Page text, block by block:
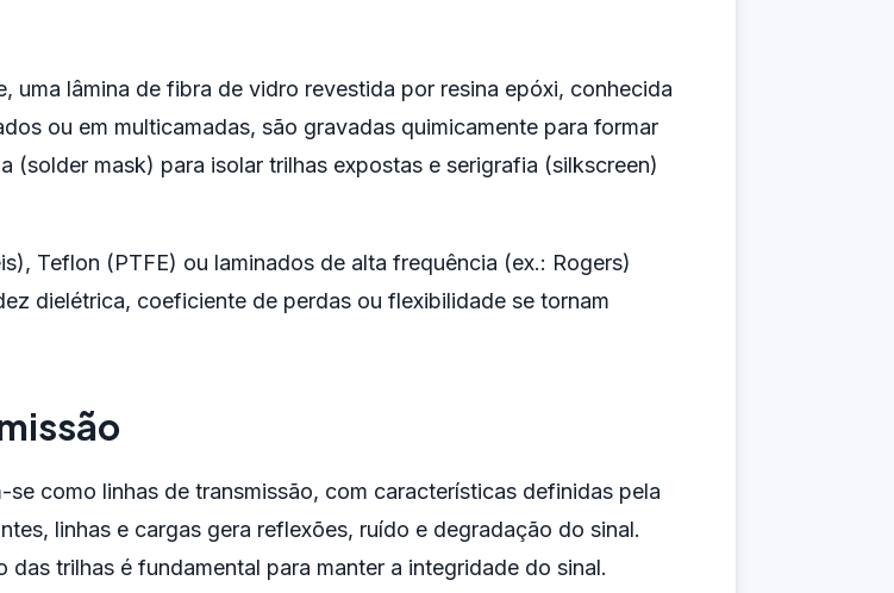
uma lâmina de fibra de vidro revestida por resina epóxi, conhecida
ou em multicamadas, são gravadas quimicamente para formar
(solder mask) para isolar trilhas expostas e serigrafia (silkscreen)
Teflon (PTFE) ou laminados de alta frequência (ex.: Rogers)
dielétrica, coeficiente de perdas ou flexibilidade se tornam
como linhas de transmissão, com características definidas pela
linhas e cargas gera reflexões, ruído e degradação do sinal.
trilhas é fundamental para manter a integridade do sinal.